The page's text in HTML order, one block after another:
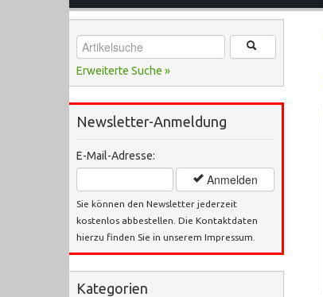
Erweiterte Suche »
Newsletter-Anmeldung
E-Mail-Adresse:
Anmelden
Sie können den Newsletter jederzeit
kostenlos abbestellen. Die Kontaktdaten
hierzu finden Sie in unserem Impressum.
Kategorien